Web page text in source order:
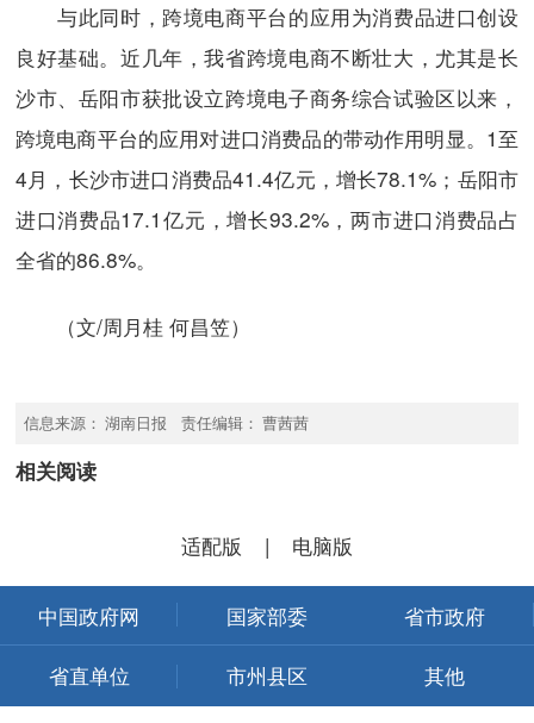
与此同时，跨境电商平台的应用为消费品进口创设
良好基础。近几年，我省跨境电商不断壮大，尤其是长
沙市、岳阳市获批设立跨境电子商务综合试验区以来，
跨境电商平台的应用对进口消费品的带动作用明显。1至
4月，长沙市进口消费品41.4亿元，增长78.1%；岳阳市
进口消费品17.1亿元，增长93.2%，两市进口消费品占
全省的86.8%。
（文/周月桂 何昌笠）
信息来源： 湖南日报 责任编辑： 曹茜茜
相关阅读
适配版 | 电脑版
中国政府网 国家部委 省市政府
省直单位 市州县区 其他